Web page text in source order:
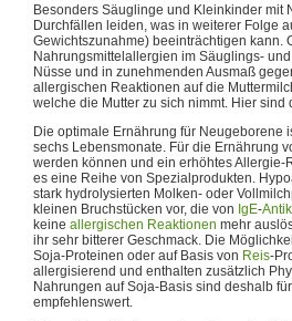
Besonders Säuglinge und Kleinkinder
Durchfällen leiden, was in weiterer Folge
Gewichtszunahme) beeinträchtigen kann.
Nahrungsmittelallergien im Säuglings-
Nüsse und in zunehmenden Ausmaß
allergischen Reaktionen auf die
welche die Mutter zu sich nimmt. Hier
Die optimale Ernährung für Neugeborene
sechs Lebensmonate. Für die Ernährung
werden können und ein erhöhtes
es eine Reihe von Spezialprodukten.
stark hydrolysierten Molken- oder
kleinen Bruchstücken vor, die von IgE-
keine allergischen Reaktionen mehr
ihr sehr bitterer Geschmack. Die
Soja-Proteinen oder auf Basis von Reis-
allergisierend und enthalten zusätzlich
Nahrungen auf Soja-Basis sind deshalb
empfehlenswert.